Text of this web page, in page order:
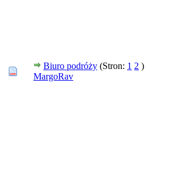
Biuro podróży (Stron: 1 2 )
MargoRav